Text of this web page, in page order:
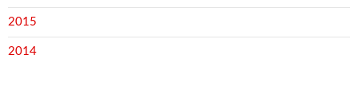
2015
2014